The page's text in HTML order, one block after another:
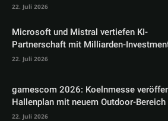
22. Juli 2026
Microsoft und Mistral vertiefen KI-
Partnerschaft mit Milliarden-
22. Juli 2026
gamescom 2026: Koelnmesse
Hallenplan mit neuem Outdoor-Bereich
22. Juli 2026